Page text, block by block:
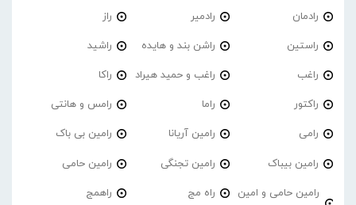
رادمان رادمیر راز
راستین راشن بند و هایده راشید
راغب راغب و حمید هیراد راکا
راکتور راما رامس و هانتی
رامی رامین آریانا رامین بی باک
رامین بیباک رامین تجنگی رامین حامی
رامین حامی و امین
راه مج راهمج